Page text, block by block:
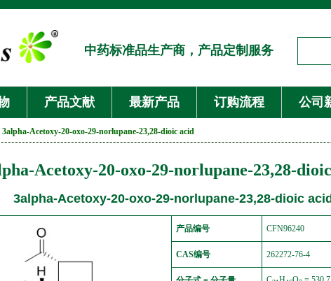
中药标准品生产商，产品定制服务
产品文献 最新产品 订购流程 公司
3alpha-Acetoxy-20-oxo-29-norlupane-23,28-dioic acid
Acetoxy-20-oxo-29-norlupane-23,28-
3alpha-Acetoxy-20-oxo-29-norlupane-23,28-dioic acid
产品编号 CFN96240
CAS编号 262272-76-4